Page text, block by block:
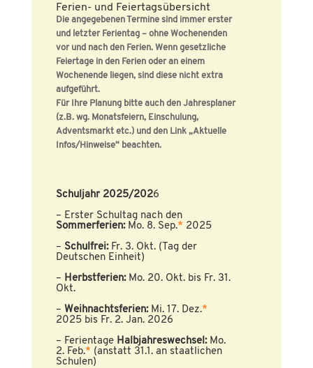
Ferien- und Feiertagsübersicht
Die angegebenen Termine sind immer erster
und letzter Ferientag – ohne Wochenenden
vor und nach den Ferien. Wenn gesetzliche
Feiertage in den Ferien oder an einem
Wochenende liegen, sind diese nicht extra
aufgeführt.
Für Ihre Planung bitte auch den Jahresplaner
(z.B. wg. Monatsfeiern, Einschulung,
Adventsmarkt etc.) und den Link „Aktuelle
Infos/Hinweise“ beachten.
Schuljahr 2025/2026
– Erster Schultag nach den
Sommerferien:Mo. 8. Sep.* 2025
– Schulfrei:Fr. 3. Okt. (Tag der
Deutschen Einheit)
– Herbstferien:Mo. 20. Okt. bis Fr. 31.
Okt.
– Weihnachtsferien:Mi. 17. Dez.*
2025 bis Fr. 2. Jan. 2026
– Ferientage Halbjahreswechsel:Mo.
2. Feb.* (anstatt 31.1. an staatlichen
Schulen)